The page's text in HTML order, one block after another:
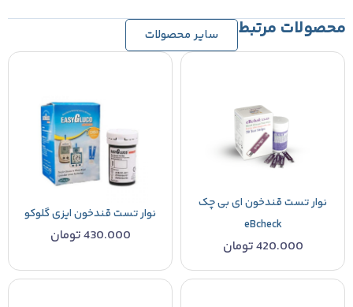
محصولات مرتبط سایر محصولات
نوار تست قندخون ای بی چک
eBcheck
420.000تومان
نوار تست قندخون ایزی گلوکو
430.000تومان